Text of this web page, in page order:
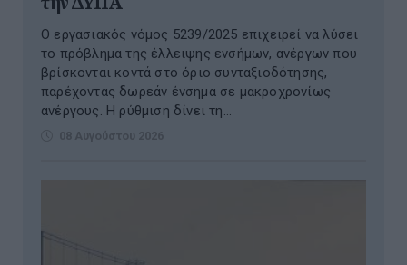
Ο εργασιακός νόμος 5239/2025 επιχειρεί να λύσει
το πρόβλημα της έλλειψης ενσήμων, ανέργων που
βρίσκονται κοντά στο όριο συνταξιοδότησης,
παρέχοντας δωρεάν ένσημα σε μακροχρονίως
ανέργους. Η ρύθμιση δίνει τη...